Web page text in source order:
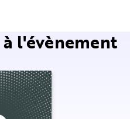
l'évènement